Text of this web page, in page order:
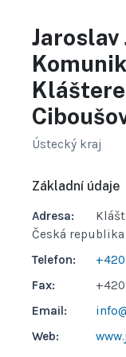
Jaroslav
Ústecký kraj
Základní údaje
Adresa:
Česká republika
Telefon:
Fax:
Email:
Web: